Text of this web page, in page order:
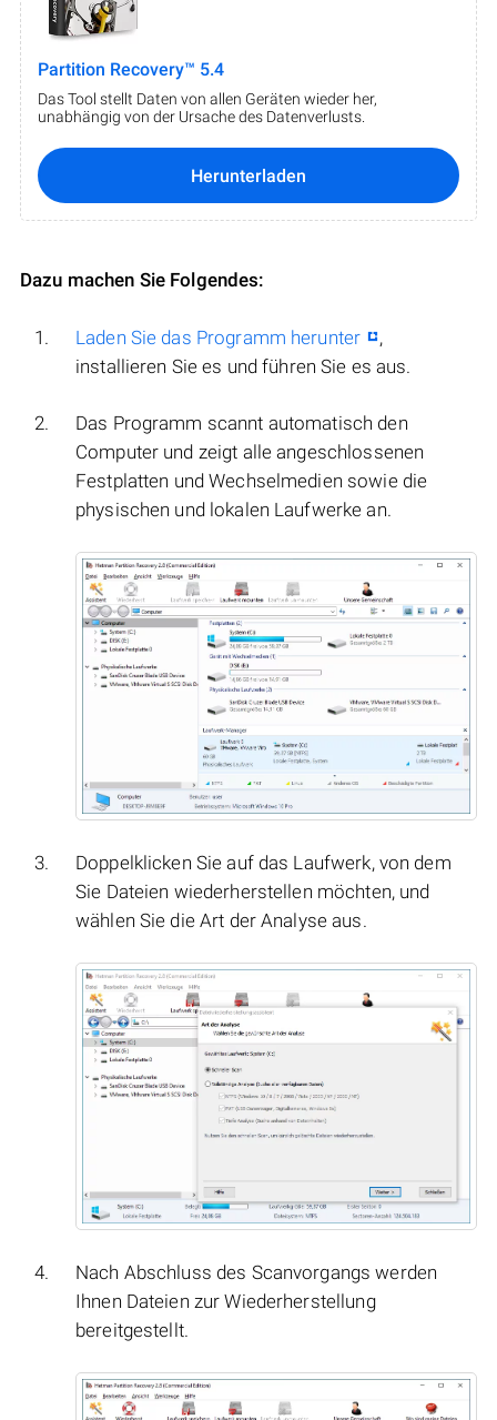
Partition Recovery™ 5.4
Das Tool stellt Daten von allen Geräten wieder her,
unabhängig von der Ursache des Datenverlusts.
Herunterladen
Dazu machen Sie Folgendes:
Laden Sie das Programm herunter
,
installieren Sie es und führen Sie es aus.
Das Programm scannt automatisch den
Computer und zeigt alle angeschlossenen
Festplatten und Wechselmedien sowie die
physischen und lokalen Laufwerke an.
Doppelklicken Sie auf das Laufwerk, von dem
Sie Dateien wiederherstellen möchten, und
wählen Sie die Art der Analyse aus.
Nach Abschluss des Scanvorgangs werden
Ihnen Dateien zur Wiederherstellung
bereitgestellt.